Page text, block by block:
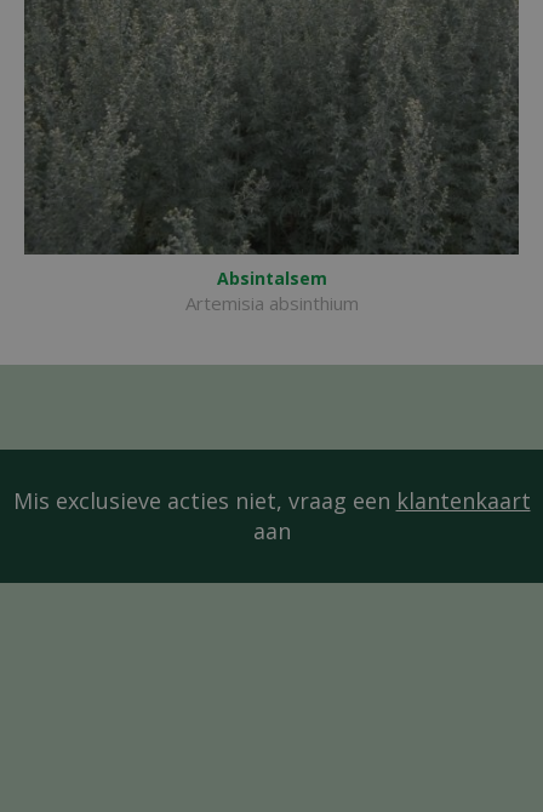
Absintalsem
Artemisia absinthium
Mis exclusieve acties niet, vraag een klantenkaart
aan